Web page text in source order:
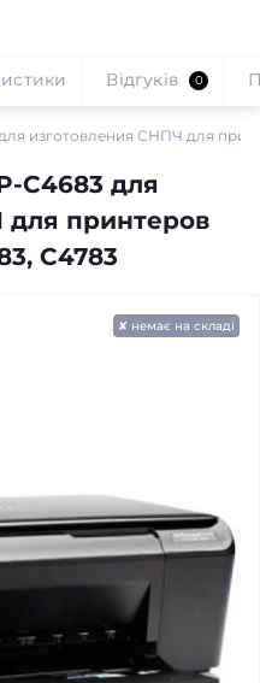
изготовления СНПЧ для
С4683 для
для принтеров
C4783
Відгуків 0
✘ немає на складі